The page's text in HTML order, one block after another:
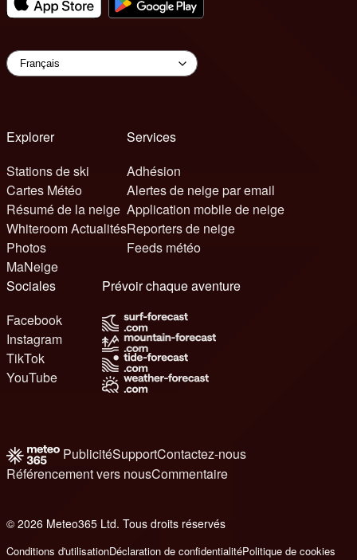
Explorer
Stations de ski
Cartes Météo
Résumé de la neige
Whiteroom Actualités
Photos
MaNeige
Services
Adhésion
Alertes de neige par email
Application mobile de neige
Reporters de neige
Feeds météo
Sociales
Facebook
Instagram
TikTok
YouTube
Prévoir chaque aventure
PublicitéSupportContactez-nous
Référencement vers nousCommentaire
© 2026 Meteo365 Ltd. Tous droits réservés
Conditions d'utilisationDéclaration de confidentialitéPolitique de cookies